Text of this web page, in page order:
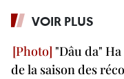
VOIR PLUS
"Dâu da"
de la saison des